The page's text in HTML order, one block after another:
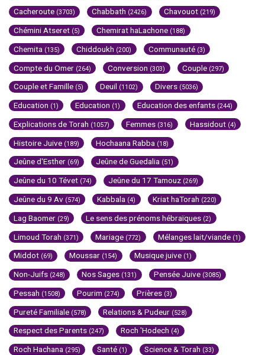
Cacheroute (3703) Chabbath (2426) Chavouot (219)
Chémini Atseret (5) Chemirat haLachone (188)
Chemita (135) Chiddoukh (200) Communauté (3)
Compte du Omer (264) Conversion (303) Couple (297)
Couple et Famille (5) Deuil (1102) Divers (5036)
Education (1) Education (1) Education des enfants (244)
Explications de Torah (1057) Femmes (316) Hassidout (4)
Histoire Juive (189) Hochaana Rabba (18)
Jeûne d'Esther (69) Jeûne de Guedalia (51)
Jeûne du 10 Tévet (74) Jeûne du 17 Tamouz (269)
Jeûne du 9 Av (574) Kabbala (4) Kriat haTorah (220)
Lag Baomer (29) Le sens des prénoms hébraïques (2)
Limoud Torah (371) Mariage (772) Mélanges lait/viande (1)
Middot (69) Moussar (154) Musique juive (1)
Non-Juifs (248) Nos Sages (131) Pensée Juive (3085)
Pessah (1508) Pourim (274) Prières (3)
Pureté Familiale (578) Relations & Pudeur (528)
Respect des Parents (247) Roch 'Hodech (4)
Roch Hachana (295) Santé (1) Science & Torah (33)